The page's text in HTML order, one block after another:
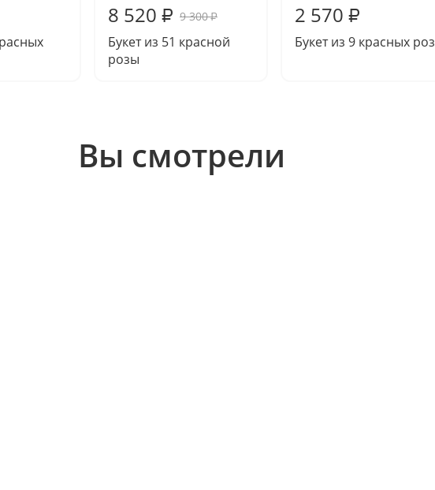
8 520 ₽ 9 300₽
Букет из 51 красной
розы
2 570 ₽
Букет из 9 красных роз
Вы смотрели